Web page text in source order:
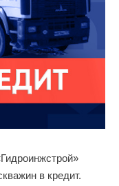
в кредит.